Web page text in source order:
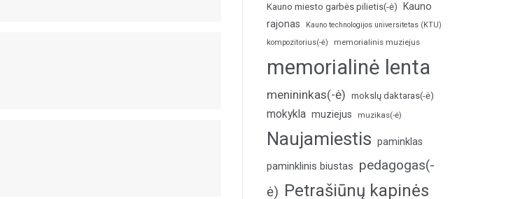
Kauno miesto garbės pilietis(-ė)
Kauno
rajonas
Kauno technologijos universitetas (KTU)
kompozitorius(-ė)
memorialinis muziejus
memorialinė lenta
menininkas(-ė) mokslų daktaras(-ė)
mokykla muziejus muzikas(-ė)
Naujamiestis paminklas
paminklinis biustas pedagogas(-
ė) Petrašiūnų kapinės